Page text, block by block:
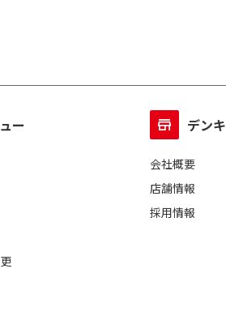
ー デン
会社概要
店舗情報
採用情報